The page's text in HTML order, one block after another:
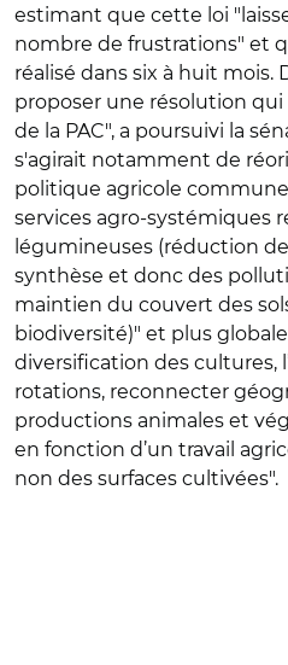
estimant que cette loi
nombre de frustrations" et
réalisé dans six à huit mois.
proposer une résolution qui
de la PAC", a poursuivi la
s'agirait notamment de
politique agricole
services agro-systémiques
légumineuses (réduction de
synthèse et donc des
maintien du couvert des
biodiversité)" et plus
diversification des cultures,
rotations, reconnecter
productions animales et
en fonction d’un travail
non des surfaces cultivées".